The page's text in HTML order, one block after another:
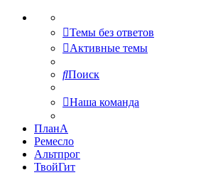
Темы без ответов
Активные темы
Поиск
Наша команда
ПланА
Ремесло
Альтпрог
ТвойГит